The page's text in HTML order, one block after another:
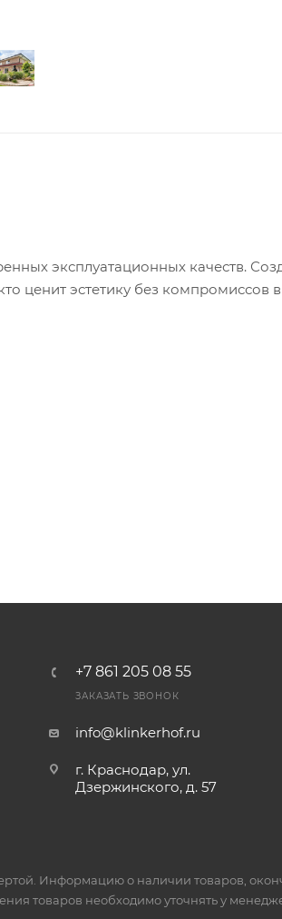
эксплуатационных качеств.
ценит эстетику без компромиссов
+7 861 205 08 55
ЗАКАЗАТЬ ЗВОНОК
info@klinkerhof.ru
г. Краснодар, ул.
Дзержинского, д. 57
Информацию о наличии товаров,
товаров необходимо уточнять у